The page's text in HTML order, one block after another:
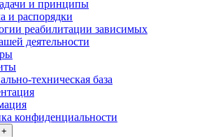
и принципы
и распорядки
реабилитации зависимых
деятельности
техническая база
конфиденциальности
+